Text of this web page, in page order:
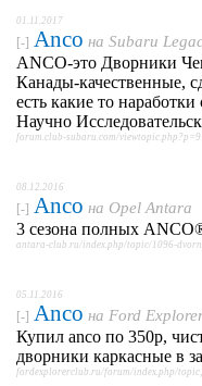
01.11.2017
[-] Anco на Subaru
ANCO-это Дворники
Канады-качественные,
есть какие то
Научно
forum.club-subaru.com/
08.12.2016
[-] Anco на Opel Antara
3 сезона полных
antara-club.ru/index.php/topic/1096-
05.11.2016
[-] Anco на Ford
Купил anco по 350р,
дворники каркасные в
fordexplorerclub.ru/forum/index.php/